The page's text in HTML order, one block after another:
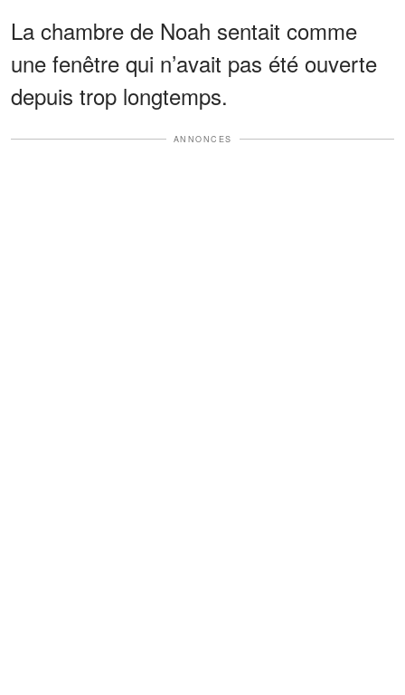
La chambre de Noah sentait comme
une fenêtre qui n’avait pas été ouverte
depuis trop longtemps.
ANNONCES